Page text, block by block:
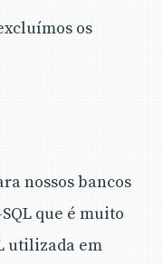
os
nossos bancos
que é muito
utilizada em